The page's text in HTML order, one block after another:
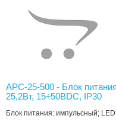
APC-25-500 - Блок
25,2Вт, 15÷50ВDC, IP30
Блок питания: импульсный;